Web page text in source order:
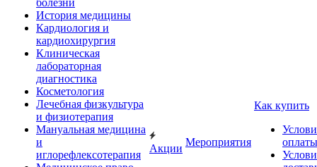
болезни
История медицины
Кардиология и
кардиохирургия
Клиническая
лабораторная
диагностика
Косметология
Лечебная физкультура
и физиотерапия
Мануальная медицина
и
иглорефлексотерапия
Акции
Мероприятия
Как купить
оплаты